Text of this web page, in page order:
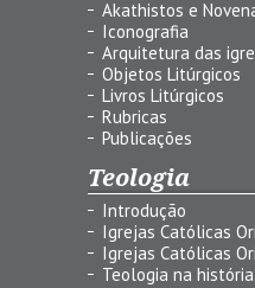
Akathistos e
Iconografia
Arquitetura das
Objetos Litúrgicos
Livros Litúrgicos
Rubricas
Publicações
Teologia
Introdução
Igrejas Católicas
Igrejas Católicas
Teologia na história